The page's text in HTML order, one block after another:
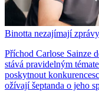
Binotta nezajímají
Příchod Carlose Sainze
stává pravidelným
poskytnout
ožívají šeptanda o jeho